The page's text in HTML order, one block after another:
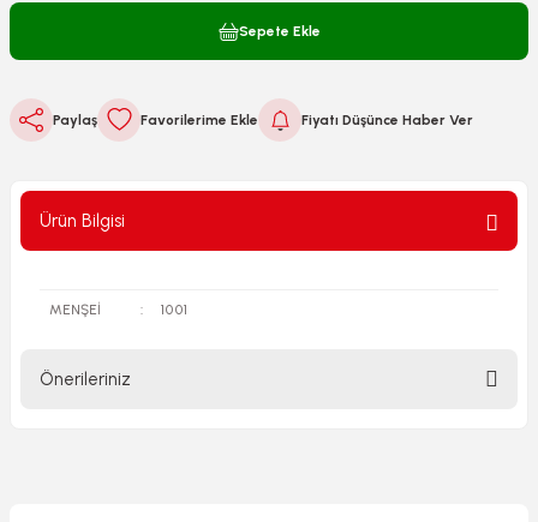
Sepete Ekle
Paylaş Fiyatı Düşünce Haber Ver
Ürün Bilgisi
MENŞEİ : 1001
Önerileriniz